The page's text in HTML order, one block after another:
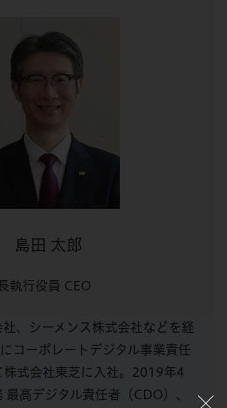
島田 太郎
執行役員 CEO
、シーメンス株式会社などを経
コーポレートデジタル事業責任
株式会社東芝に入社。2019年4
最高デジタル責任者（CDO）、